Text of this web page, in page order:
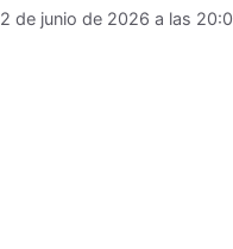
2 de junio de 2026 a las